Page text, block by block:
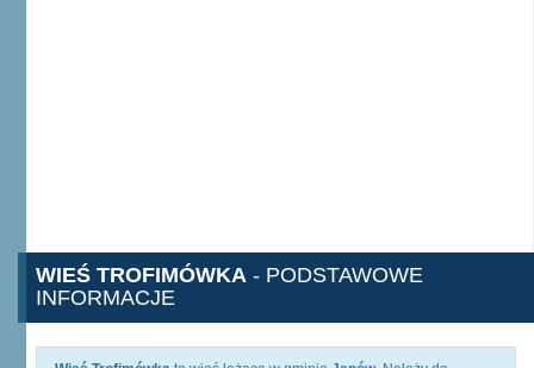
WIEŚ TROFIMÓWKA - PODSTAWOWE
INFORMACJE